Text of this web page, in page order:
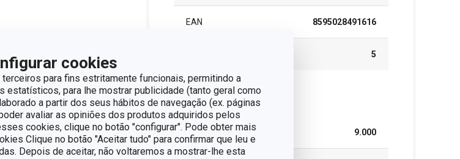
cookies
para fins estritamente funcionais, permitindo a
estatísticos, para lhe mostrar publicidade (tanto geral como
a partir dos seus hábitos de navegação (ex. páginas
avaliar as opiniões dos produtos adquiridos pelos
cookies, clique no botão "configurar". Pode obter mais
Clique no botão "Aceitar tudo" para confirmar que leu e
Depois de aceitar, não voltaremos a mostrar-lhe esta
EAN 8595028491616
5
Pacote
LARGURA (CM) 9.000